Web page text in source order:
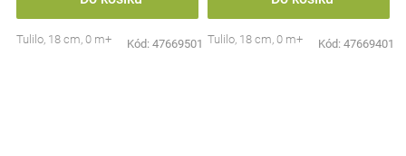
Tulilo, 18 cm, 0 m+ Kód: 47669501 Tulilo, 18 cm, 0 m+ Kód: 47669401